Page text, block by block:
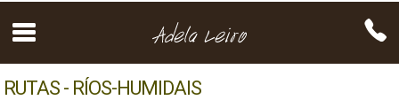
RUTAS - RÍOS-HUMIDAIS